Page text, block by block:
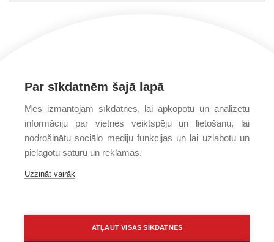
Par sīkdatnēm šajā lapā
Mēs izmantojam sīkdatnes, lai apkopotu un analizētu
informāciju par vietnes veiktspēju un lietošanu, lai
nodrošinātu sociālo mediju funkcijas un lai uzlabotu un
pielāgotu saturu un reklāmas.
Uzzināt vairāk
ATĻAUT VISAS SĪKDATNES